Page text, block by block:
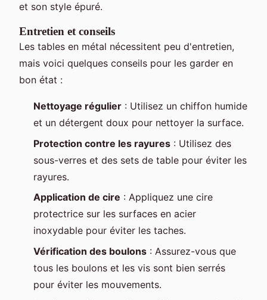
et son style épuré.
Entretien et conseils
Les tables en métal nécessitent peu d'entretien,
mais voici quelques conseils pour les garder en
bon état :
Nettoyage régulier : Utilisez un chiffon humide
et un détergent doux pour nettoyer la surface.
Protection contre les rayures : Utilisez des
sous-verres et des sets de table pour éviter les
rayures.
Application de cire : Appliquez une cire
protectrice sur les surfaces en acier
inoxydable pour éviter les taches.
Vérification des boulons : Assurez-vous que
tous les boulons et les vis sont bien serrés
pour éviter les mouvements.